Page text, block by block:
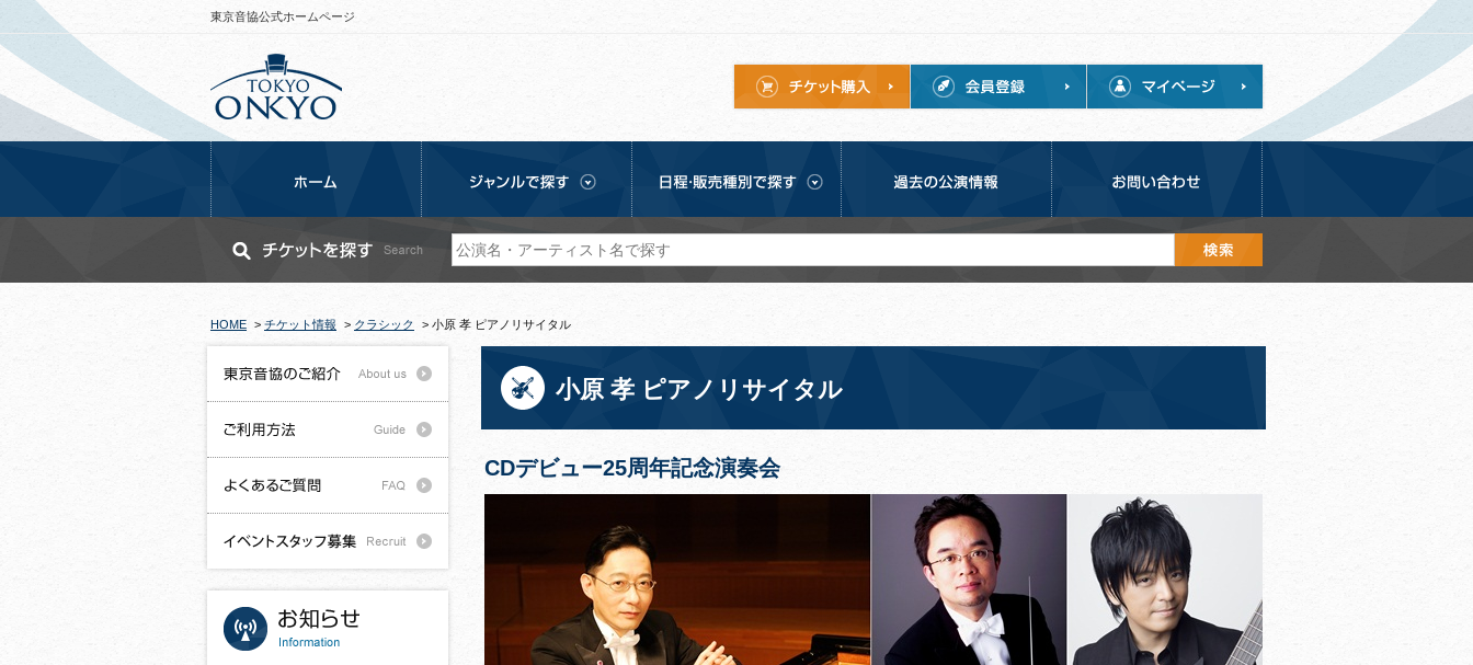
東京音協公式ホームページ
HOME > チケット情報 > クラシック > 小原 孝 ピアノリサイタル
小原 孝 ピアノリサイタル
CDデビュー25周年記念演奏会